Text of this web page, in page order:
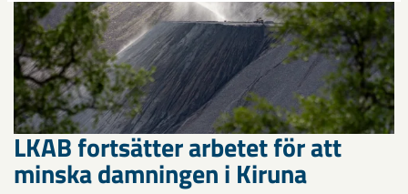
LKAB fortsätter arbetet för att
minska damningen i Kiruna